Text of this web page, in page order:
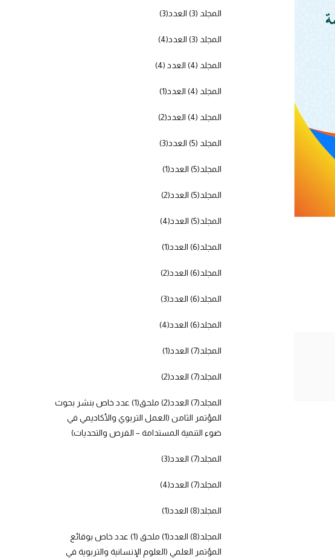
المجلد (3) العدد(3)
المجلد (3) العدد(4)
المجلد (4) العدد (4)
المجلد (4) العدد(1)
المجلد (4) العدد(2)
المجلد (5) العدد(3)
المجلد(5) العدد(1)
المجلد(5) العدد(2)
المجلد(5) العدد(4)
المجلد(6) العدد(1)
المجلد(6) العدد(2)
المجلد(6) العدد(3)
المجلد(6) العدد(4)
المجلد(7) العدد(1)
المجلد(7) العدد(2)
المجلد(7) العدد(2) ملحق(1) عدد خاص بنشر بحوث
المؤتمر الثامن (العمل التربوي والأكاديمي في
ضوء التنمية المستدامة – الفرص والتحديات)
المجلد(7) العدد(3)
المجلد(7) العدد(4)
المجلد(8) العدد(1)
المجلد(8) العدد(1) ملحق (1) عدد خاص بوقائع
المؤتمر العلمي (العلوم الإنسانية والتربوية في